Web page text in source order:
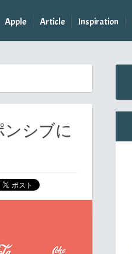
Apple Article Inspiration
シブに